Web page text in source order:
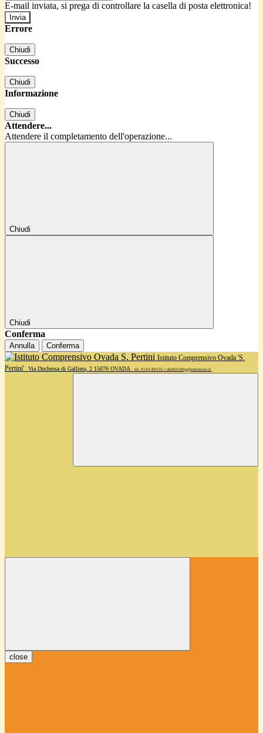
E-mail inviata, si prega di controllare la casella di posta elettronica!
Errore
Chiudi
Successo
Chiudi
Informazione
Chiudi
Attendere...
Attendere il completamento dell'operazione...
Chiudi
Chiudi
Conferma
Annulla Conferma
Istituto Comprensivo Ovada 'S.
Pertini'
Via Duchessa di Galliera, 2 15076 OVADA tel. 0143 80135 • alic82100g@istruzione.it
close